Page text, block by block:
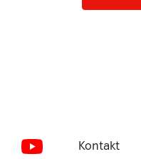
Kontakt